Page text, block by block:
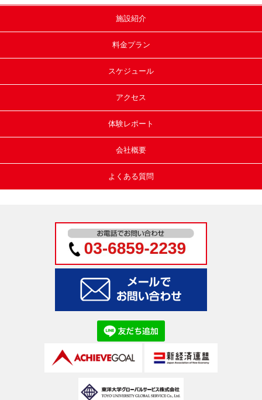
施設紹介
料金プラン
スケジュール
アクセス
体験レポート
会社概要
よくある質問